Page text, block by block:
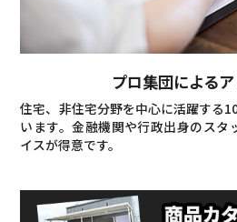
プロ集団による
住宅、非住宅分野を中心に活躍する
います。金融機関や行政出身のスタ
イスが得意です。